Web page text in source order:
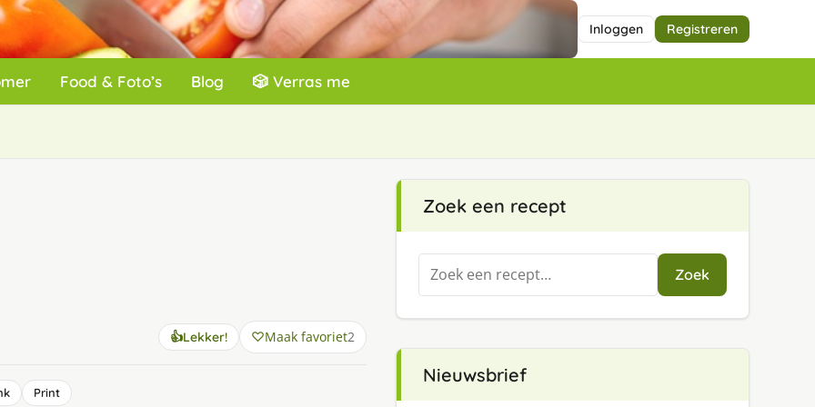
Inloggen Registreren
Food & Foto’s Blog 🎲 Verras me
👍Lekker! Maak favoriet2
Print
Zoek een recept
Zoeken
naar:
Zoek
Nieuwsbrief